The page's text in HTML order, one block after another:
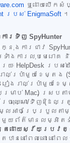
ឬដោយបើកសំ
របស់ EnigmaSoft ។
ទិញ SpyHunter
ងការជាវ
ាំងការលុបមេរោគ
ៈ HelpDesk របស់
ាល់ប្រាំមួយខែម្តង
រៀងរាល់ប្រាំមួយខែម្
សម្រាប់ Mac) ស្រ
ឈ្មោះ/ទិញ (ដែលត្រូ
លៃអាចប្រែប្រួលតា
យព័ត៌មានលម្អិតទំ
តដោយស្វ័យប្រវត្
ាននៅពេលនោះ នៅ